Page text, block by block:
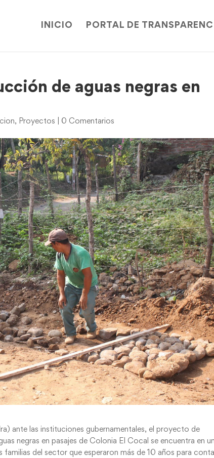
INICIO PORTAL DE
de aguas negras en
, Proyectos 0 Comentarios
ante las instituciones gubernamentales, el proyecto de
negras en pasajes de Colonia El Cocal se encuentra en
del sector que esperaron más de 10 años para